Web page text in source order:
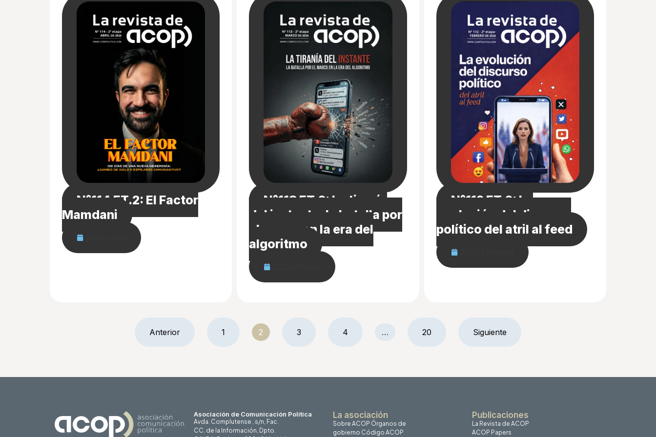
N°114 ET.2: El Factor
Mamdani
N°113 ET.2: La tiranía
del instante, la batalla por
el marco en la era del
algoritmo
N°112 ET.2: La
evolución del discurso
político del atril al feed
Anterior 1 2 3 4 … 20 Siguiente
Asociación de Comunicación Politica
Avda. Complutense , s/n, Fac.
CC. de la Información, Dpto.
La asociación
Sobre ACOP Órganos de
gobierno Código ACOP
Publicaciones
La Revista de ACOP
ACOP Papers